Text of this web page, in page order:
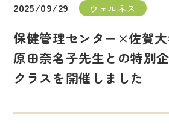
2025/09/29 ウェルネス
保健管理センター×佐賀
原田奈名子先生との特別
クラスを開催しました